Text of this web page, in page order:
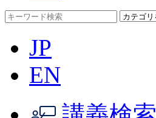
JP
EN